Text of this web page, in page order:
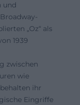
und
„Oz“ als
1939
zwischen
wie
ihr
Eingriffe